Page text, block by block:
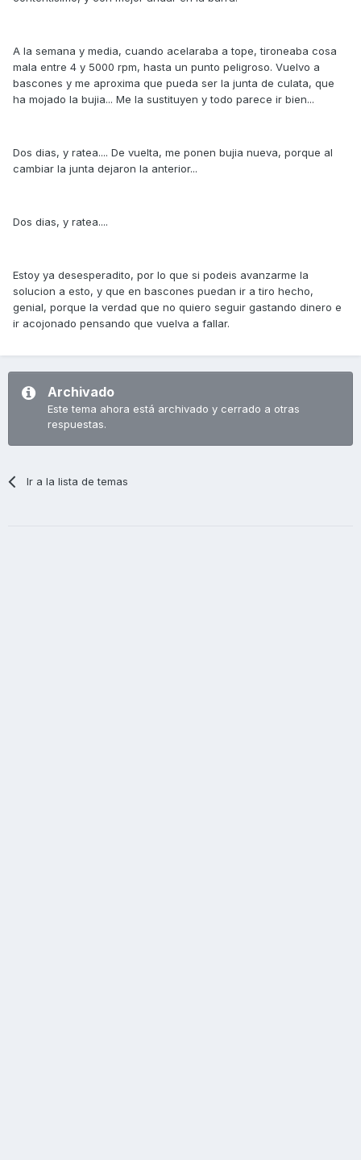
A la semana y media, cuando acelaraba a tope, tironeaba cosa
mala entre 4 y 5000 rpm, hasta un punto peligroso. Vuelvo a
bascones y me aproxima que pueda ser la junta de culata, que
ha mojado la bujia... Me la sustituyen y todo parece ir bien...
Dos dias, y ratea.... De vuelta, me ponen bujia nueva, porque al
cambiar la junta dejaron la anterior...
Dos dias, y ratea....
Estoy ya desesperadito, por lo que si podeis avanzarme la
solucion a esto, y que en bascones puedan ir a tiro hecho,
genial, porque la verdad que no quiero seguir gastando dinero e
ir acojonado pensando que vuelva a fallar.
Archivado
Este tema ahora está archivado y cerrado a otras
respuestas.
Ir a la lista de temas